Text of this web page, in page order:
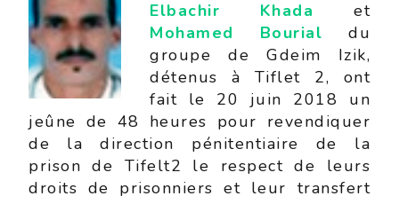
Elbachir Khada et
Mohamed Bourial du
groupe de Gdeim Izik,
détenus à Tiflet 2, ont
fait le 20 juin 2018 un
jeûne de 48 heures pour revendiquer
de la direction pénitentiaire de la
prison de Tifelt2 le respect de leurs
droits de prisonniers et leur transfert